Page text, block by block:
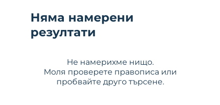
Няма намерени
резултати
Не намерихме нищо.
Моля проверете правописа или
пробвайте друго търсене.